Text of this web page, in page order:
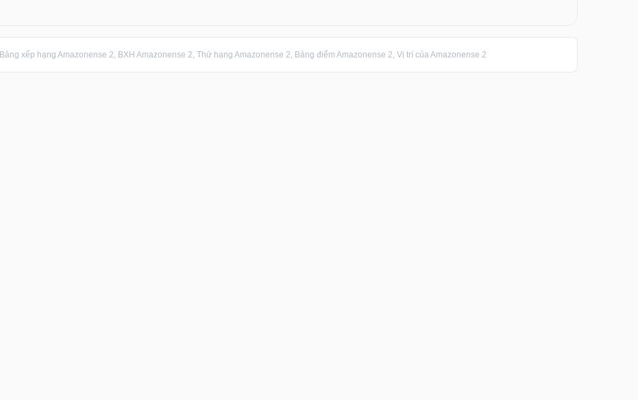
Bảng xếp hạng Amazonense 2, BXH Amazonense 2, Thứ hạng Amazonense 2, Bảng điểm Amazonense 2, Vị trí của Amazonense 2